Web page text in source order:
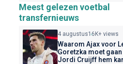
Meest gelezen voetbal
transfernieuws
4 augustus16K+ views
Waarom Ajax voor
Goretzka moet gaan
Jordi Cruijff hem